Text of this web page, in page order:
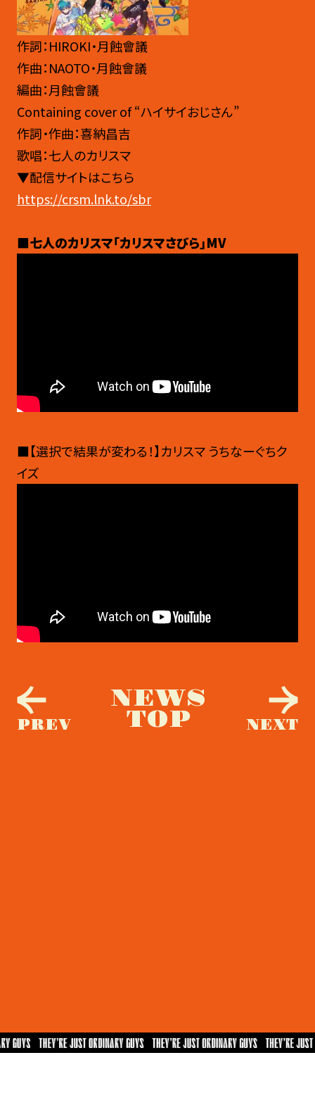
作詞：HIROKI・月蝕會議
作曲：NAOTO・月蝕會議
編曲：月蝕會議
Containing cover of “ハイサイおじさん”
作詞・作曲：喜納昌吉
歌唱：七人のカリスマ
▼配信サイトはこちら
https://crsm.lnk.to/sbr
■七人のカリスマ「カリスマさびら」MV
■【選択で結果が変わる！】カリスマ うちなーぐちク
イズ
PREV
NEWS
TOP NEXT